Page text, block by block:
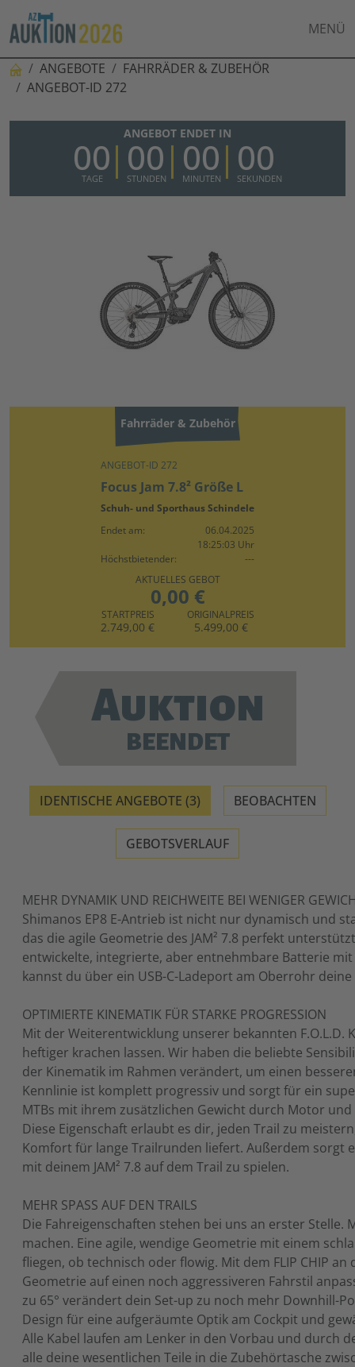
MENÜ
ANGEBOTE
FAHRRÄDER & ZUBEHÖR
ANGEBOT-ID 272
Fahrräder & Zubehör
ANGEBOT-ID 272
Focus Jam 7.8² Größe L
Schuh- und Sporthaus Schindele
Endet am:
06.04.2025
18:25:03 Uhr
Höchstbietender:
---
AKTUELLES GEBOT
0,00 €
STARTPREIS
2.749,00 €
ORIGINALPREIS
5.499,00 €
ANGEBOT ENDET IN
00
TAGE 00
STUNDEN 00
MINUTEN 00
SEKUNDEN
MEHR DYNAMIK UND REICHWEITE BEI WENIGER
Shimanos EP8 E-Antrieb ist nicht nur dynamisch und
das die agile Geometrie des JAM² 7.8 perfekt
entwickelte, integrierte, aber entnehmbare Batterie
kannst du über ein USB-C-Ladeport am Oberrohr
OPTIMIERTE KINEMATIK FÜR STARKE PROGRESSION
Mit der Weiterentwicklung unserer bekannten F.O.L.D.
heftiger krachen lassen. Wir haben die beliebte
der Kinematik im Rahmen verändert, um einen
Kennlinie ist komplett progressiv und sorgt für ein
MTBs mit ihrem zusätzlichen Gewicht durch Motor
Diese Eigenschaft erlaubt es dir, jeden Trail zu
Komfort für lange Trailrunden liefert. Außerdem sorgt
mit deinem JAM² 7.8 auf dem Trail zu spielen.
MEHR SPASS AUF DEN TRAILS
Die Fahreigenschaften stehen bei uns an erster Stelle.
machen. Eine agile, wendige Geometrie mit einem
fliegen, ob technisch oder flowig. Mit dem FLIP CHIP
Geometrie auf einen noch aggressiveren Fahrstil
zu 65° verändert dein Set-up zu noch mehr Downhill-
Design für eine aufgeräumte Optik am Cockpit und
Alle Kabel laufen am Lenker in den Vorbau und durch
alle deine wesentlichen Teile in die Zubehörtasche
Auktion
BEENDET
IDENTISCHE ANGEBOTE (3) BEOBACHTEN
GEBOTSVERLAUF